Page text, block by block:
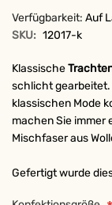
Verfügbarkeit: Auf
SKU: 12017-k
Klassische
schlicht gearbeitet.
klassischen Mode
machen Sie immer
Mischfaser aus
Gefertigt wurde